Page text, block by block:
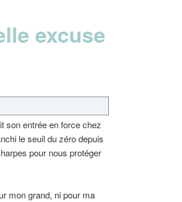
excuse
son entrée en force chez
le seuil du zéro depuis
pour nous protéger
mon grand, ni pour ma